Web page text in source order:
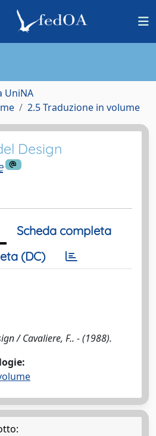
UniNA
2.5 Traduzione in volume
Design
Scheda completa
(DC)
/ Cavaliere, F.. - (1988).